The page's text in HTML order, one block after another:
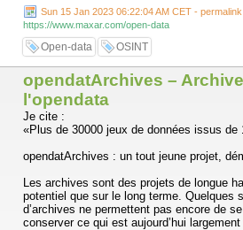
Sun 15 Jan 2023 06:22:04 AM CET - permalink
https://www.maxar.com/open-data
Open-data OSINT
opendatArchives –
l'opendata
Je cite :
«Plus de 30000 jeux de données issus de
opendatArchives : un tout jeune projet,
Les archives sont des projets de longue
potentiel que sur le long terme. Quelques
d’archives ne permettent pas encore de
conserver ce qui est aujourd’hui